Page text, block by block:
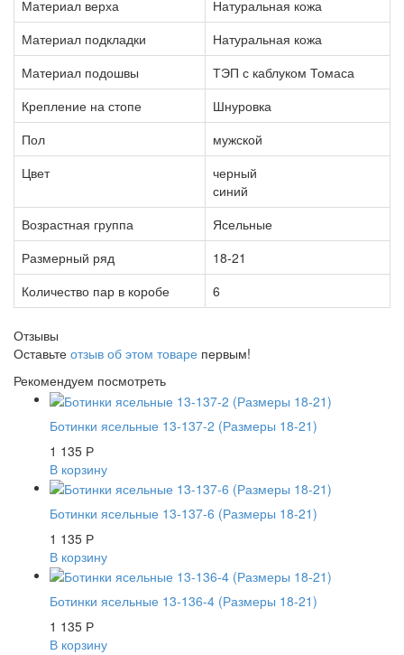
Материал верха
Натуральная кожа
Материал подкладки
Натуральная кожа
Материал подошвы
ТЭП с каблуком Томаса
Крепление на стопе
Шнуровка
Пол
мужской
Цвет
черный
синий
Возрастная группа
Ясельные
Размерный ряд
18-21
Количество пар в коробе
6
Отзывы
Оставьте отзыв об этом товаре первым!
Рекомендуем посмотреть
Ботинки ясельные 13-137-2 (Размеры 18-21)
1 135 Р
В корзину
Ботинки ясельные 13-137-6 (Размеры 18-21)
1 135 Р
В корзину
Ботинки ясельные 13-136-4 (Размеры 18-21)
1 135 Р
В корзину